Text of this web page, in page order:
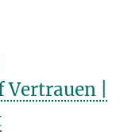
|